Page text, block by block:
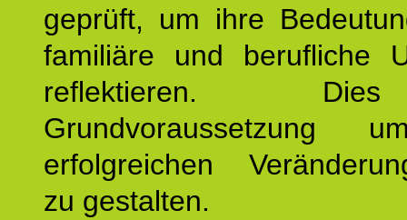
geprüft, um ihre
familiäre und berufliche
reflektieren.
Grundvoraussetzung
erfolgreichen
zu gestalten.